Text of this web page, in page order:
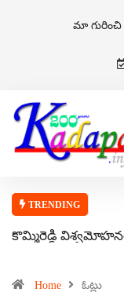
మా గురించి
TRENDING
కొమ్మిరెడ్డి
Home ఓట్లు